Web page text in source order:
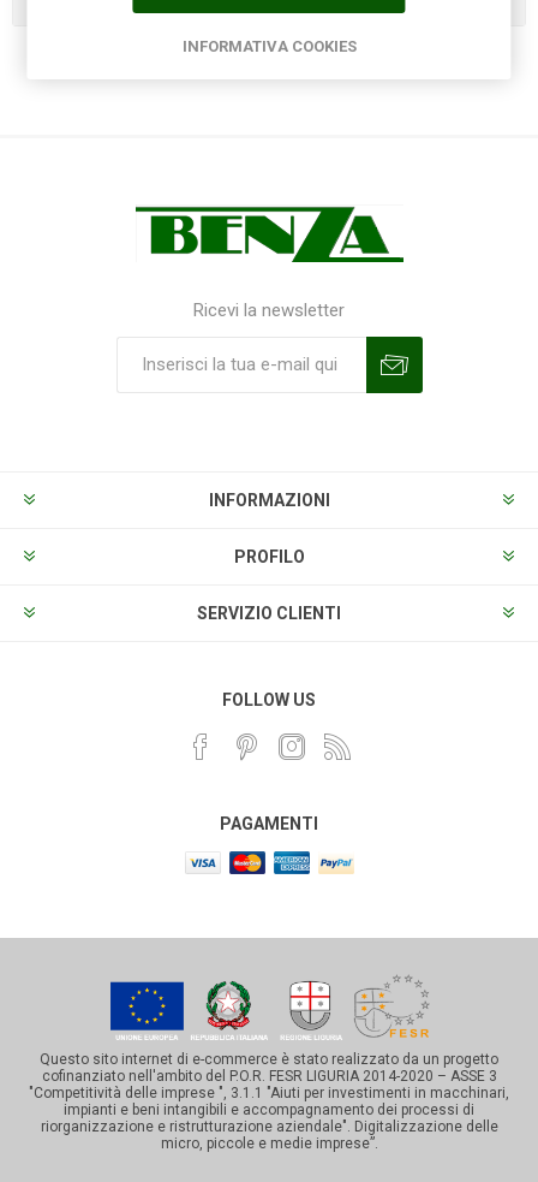
Ricevi la newsletter
INFORMAZIONI
PROFILO
SERVIZIO CLIENTI
FOLLOW US
PAGAMENTI
Questo sito internet di e-commerce è stato realizzato da un progetto
cofinanziato nell'ambito del P.O.R. FESR LIGURIA 2014-2020 – ASSE 3
"Competitività delle imprese ", 3.1.1 "Aiuti per investimenti in macchinari,
impianti e beni intangibili e accompagnamento dei processi di
riorganizzazione e ristrutturazione aziendale". Digitalizzazione delle
micro, piccole e medie imprese”.
INFORMATIVA COOKIES